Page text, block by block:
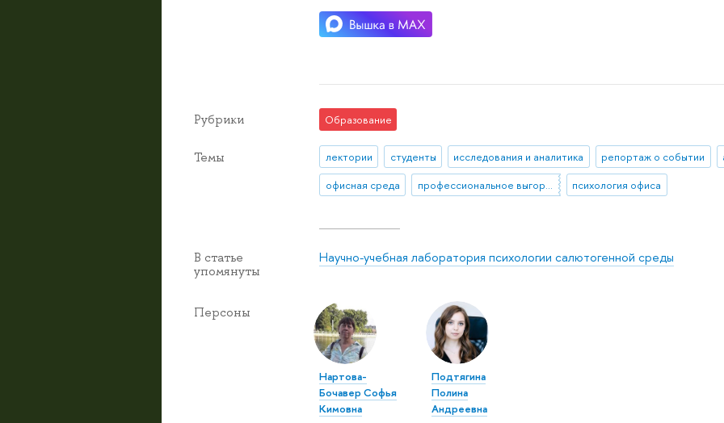
Рубрики Образование
Темы лектории студенты исследования и аналитика репортаж о событии
офисная среда
профессиональное выгорание психология офиса
В статье
упомянуты
Научно-учебная лаборатория психологии салютогенной среды
Персоны
Нартова-
Бочавер Софья
Кимовна
Подтягина
Полина
Андреевна